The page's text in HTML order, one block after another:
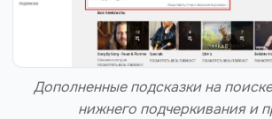
Дополненные подсказки на
нижнего подчеркивания и